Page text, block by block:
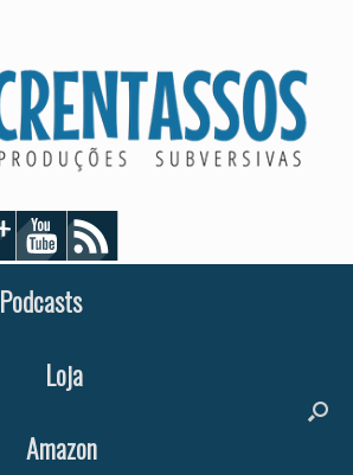
Podcasts
Loja
Amazon